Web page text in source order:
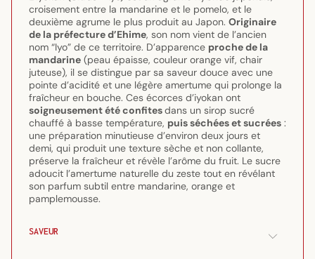
croisement entre la mandarine et le pomelo, et le
deuxième agrume le plus produit au Japon. Originaire
de la préfecture d’Ehime, son nom vient de l’ancien
nom “Iyo” de ce territoire. D’apparence proche de la
mandarine (peau épaisse, couleur orange vif, chair
juteuse), il se distingue par sa saveur douce avec une
pointe d’acidité et une légère amertume qui prolonge la
fraîcheur en bouche. Ces écorces d’iyokan ont
soigneusement été confitesdans un sirop sucré
chauffé à basse température, puis séchées et sucrées :
une préparation minutieuse d’environ deux jours et
demi, qui produit une texture sèche et non collante,
préserve la fraîcheur et révèle l’arôme du fruit. Le sucre
adoucit l’amertume naturelle du zeste tout en révélant
son parfum subtil entre mandarine, orange et
pamplemousse.
SAVEUR